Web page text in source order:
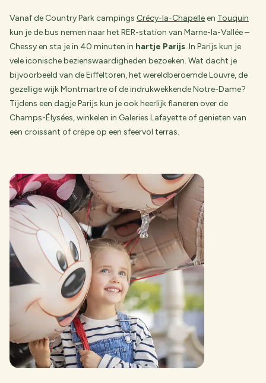
Vanaf de Country Park campings Crécy-la-Chapelleen Touquin
kun je de bus nemen naar het RER-station van Marne-la-Vallée –
Chessy en sta je in 40 minuten in hartje Parijs. In Parijs kun je
vele iconische bezienswaardigheden bezoeken. Wat dacht je
bijvoorbeeld van de Eiffeltoren, het wereldberoemde Louvre, de
gezellige wijk Montmartre of de indrukwekkende Notre-Dame?
Tijdens een dagje Parijs kun je ook heerlijk flaneren over de
Champs-Élysées, winkelen in Galeries Lafayette of genieten van
een croissant of crėpe op een sfeervol terras.